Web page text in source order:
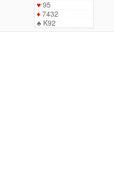
♥95
♦7432
♣K92